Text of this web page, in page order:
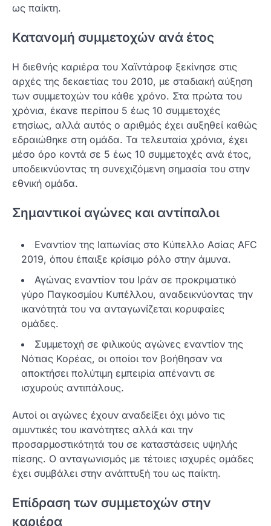
ως παίκτη.
Κατανομή συμμετοχών ανά έτος
Η διεθνής καριέρα του Χαϊντάροφ ξεκίνησε στις
αρχές της δεκαετίας του 2010, με σταδιακή αύξηση
των συμμετοχών του κάθε χρόνο. Στα πρώτα του
χρόνια, έκανε περίπου 5 έως 10 συμμετοχές
ετησίως, αλλά αυτός ο αριθμός έχει αυξηθεί καθώς
εδραιώθηκε στη ομάδα. Τα τελευταία χρόνια, έχει
μέσο όρο κοντά σε 5 έως 10 συμμετοχές ανά έτος,
υποδεικνύοντας τη συνεχιζόμενη σημασία του στην
εθνική ομάδα.
Σημαντικοί αγώνες και αντίπαλοι
Εναντίον της Ιαπωνίας στο Κύπελλο Ασίας AFC
2019, όπου έπαιξε κρίσιμο ρόλο στην άμυνα.
Αγώνας εναντίον του Ιράν σε προκριματικό
γύρο Παγκοσμίου Κυπέλλου, αναδεικνύοντας την
ικανότητά του να ανταγωνίζεται κορυφαίες
ομάδες.
Συμμετοχή σε φιλικούς αγώνες εναντίον της
Νότιας Κορέας, οι οποίοι τον βοήθησαν να
αποκτήσει πολύτιμη εμπειρία απέναντι σε
ισχυρούς αντιπάλους.
Αυτοί οι αγώνες έχουν αναδείξει όχι μόνο τις
αμυντικές του ικανότητες αλλά και την
προσαρμοστικότητά του σε καταστάσεις υψηλής
πίεσης. Ο ανταγωνισμός με τέτοιες ισχυρές ομάδες
έχει συμβάλει στην ανάπτυξή του ως παίκτη.
Επίδραση των συμμετοχών στην
καριέρα